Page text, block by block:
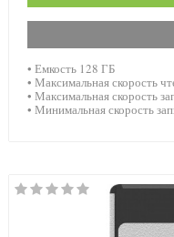
• Емкость 128 ГБ
• Максимальная скорость
• Максимальная скорость
• Минимальная скорость